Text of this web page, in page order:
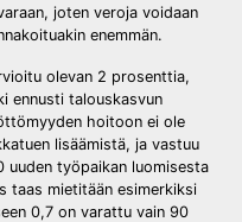
joten veroja voidaan
enemmän.
olevan 2 prosenttia,
ennusti talouskasvun
hoitoon ei ole
lisäämistä, ja vastuu
työpaikan luomisesta
taas mietitään esimerkiksi
0,7 on varattu vain 90